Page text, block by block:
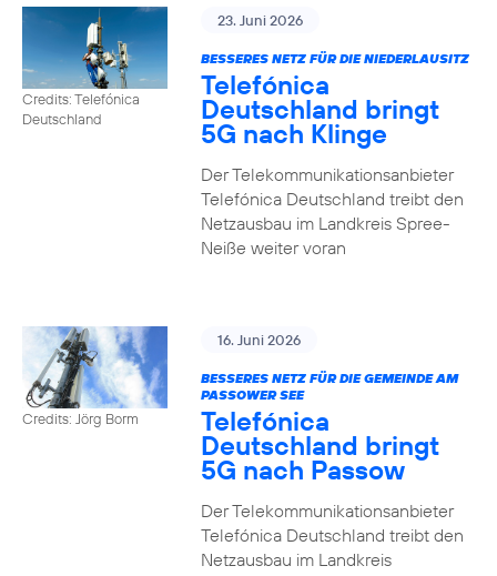
Credits: Telefónica
Deutschland
23. Juni 2026
BESSERES NETZ FÜR DIE NIEDERLAUSITZ
Telefónica
Deutschland bringt
5G nach Klinge
Der Telekommunikationsanbieter
Telefónica Deutschland treibt den
Netzausbau im Landkreis Spree-
Neiße weiter voran
Credits: Jörg Borm
16. Juni 2026
BESSERES NETZ FÜR DIE GEMEINDE AM
PASSOWER SEE
Telefónica
Deutschland bringt
5G nach Passow
Der Telekommunikationsanbieter
Telefónica Deutschland treibt den
Netzausbau im Landkreis